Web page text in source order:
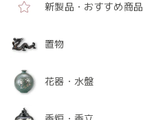
新製品・おすすめ商品
置物
花器・水盤